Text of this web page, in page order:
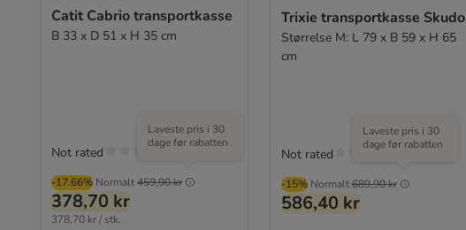
Catit Cabrio transportkasse
B 33 x D 51 x H 35 cm
-17.66% Normalt459,90 kr
Laveste pris i 30
dage før rabatten
378,70 kr
378,70 kr / stk.
Not rated
Trixie transportkasse Skudo
Størrelse M: L 79 x B 59 x H 65
cm
-15% Normalt689,90 kr
Laveste pris i 30
dage før rabatten
586,40 kr
Not rated